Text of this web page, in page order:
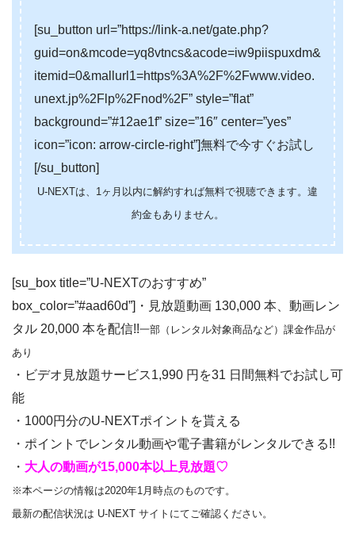
[su_button url=”https://link-a.net/gate.php?
guid=on&mcode=yq8vtncs&acode=iw9piispuxdm&
itemid=0&mallurl1=https%3A%2F%2Fwww.video.
unext.jp%2Flp%2Fnod%2F” style=”flat”
background=”#12ae1f” size=”16″ center=”yes”
icon=”icon: arrow-circle-right”]無料で今すぐお試し
[/su_button]
U-NEXTは、1ヶ月以内に解約すれば無料で視聴できます。違
約金もありません。
[su_box title=”U-NEXTのおすすめ”
box_color=”#aad60d”]・見放題動画 130,000 本、動画レン
タル 20,000 本を配信!!一部（レンタル対象商品など）課金作品が
あり
・ビデオ見放題サービス1,990 円を31 日間無料でお試し可
能
・1000円分のU-NEXTポイントを貰える
・ポイントでレンタル動画や電子書籍がレンタルできる!!
・ 大人の動画が15,000本以上見放題♡
※本ページの情報は2020年1月時点のものです。
最新の配信状況は U-NEXT サイトにてご確認ください。